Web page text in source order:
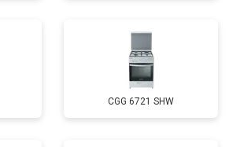
CGG 6721 SHW